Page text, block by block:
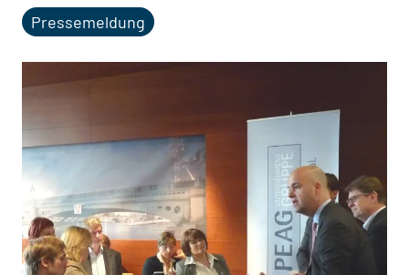
Pressemeldung